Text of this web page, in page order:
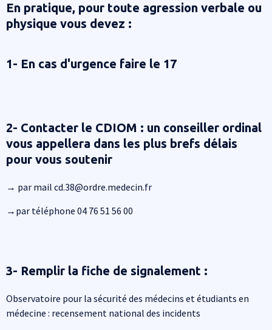
En pratique, pour toute agression verbale ou
physique vous devez :
1- En cas d'urgence faire le 17
2- Contacter le CDIOM : un conseiller ordinal
vous appellera dans les plus brefs délais
pour vous soutenir
→ par mail cd.38@ordre.medecin.fr
→par téléphone 04 76 51 56 00
3- Remplir la fiche de signalement :
Observatoire pour la sécurité des médecins et étudiants en
médecine : recensement national des incidents